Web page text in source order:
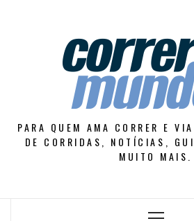
PARA QUEM AMA CORRER E
DE CORRIDAS, NOTÍCIAS,
MUITO MAIS.